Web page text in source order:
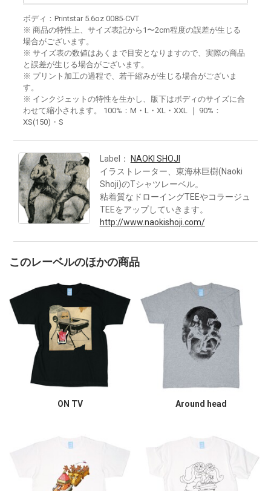
ボディ：Printstar 5.6oz 0085-CVT
※ 商品の特性上、サイズ表記から1〜2cm程度の誤差が生じる
場合がございます。
※ サイズ表の数値はあくまで目安となりますので、実際の商品
と誤差が生じる場合がございます。
※ プリント加工の過程で、若干縮みが生じる場合がございま
す。
※ インクジェットの特性を生かし、版下はボディのサイズに合
わせて縮小されます。 100%：M・L・XL・XXL ｜ 90%：
XS(150)・S
Label：
NAOKI SHOJI
イラストレーター、東海林巨樹(Naoki
Shoji)のTシャツレーベル。
粘着質なドローイングTEEやコラージュ
TEEをアップしていきます。
http://www.naokishoji.com/
このレーベルのほかの商品
ON TV Around head